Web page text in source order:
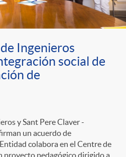
Ingenieros
social de
de
y Sant Pere Claver -
un acuerdo de
colabora en el Centre de
proyecto pedagógico dirigido a